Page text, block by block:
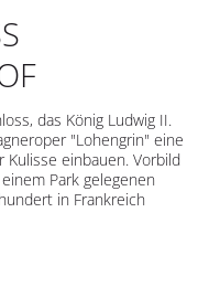
das König Ludwig II.
"Lohengrin" eine
einbauen. Vorbild
Park gelegenen
in Frankreich